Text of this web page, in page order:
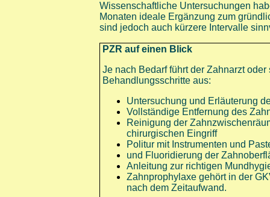
Wissenschaftliche Untersuchungen
Monaten ideale Ergänzung zum
sind jedoch auch kürzere Intervalle
PZR auf einen Blick
Je nach Bedarf führt der Zahnarzt
Behandlungsschritte aus:
Untersuchung und Erläuterung
Vollständige Entfernung des
Reinigung der
chirurgischen Eingriff
Politur mit Instrumenten und
und Fluoridierung der
Anleitung zur richtigen
Zahnprophylaxe gehört in der
nach dem Zeitaufwand.